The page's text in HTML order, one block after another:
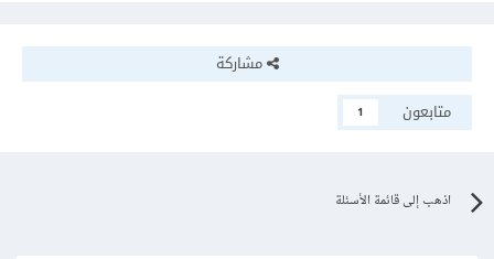
مشاركة
متابعون
1
اذهب إلى قائمة الأسئلة